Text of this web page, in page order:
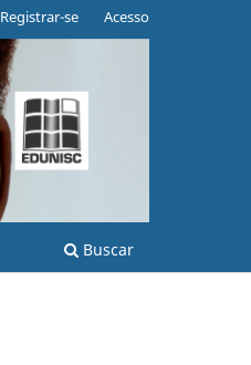
Buscar
Registrar-se Acesso